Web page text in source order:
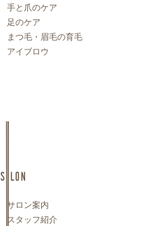
手と爪のケア
足のケア
まつ毛・眉毛の育毛
アイブロウ
SALON
サロン案内
スタッフ紹介